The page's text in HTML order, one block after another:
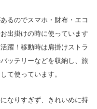
るのでスマホ・財布・エコ
出掛けの時に使っています
躍！移動時は肩掛けストラ
ッテリーなどを収納し、旅
て使っています。
なりすぎず、きれいめに持